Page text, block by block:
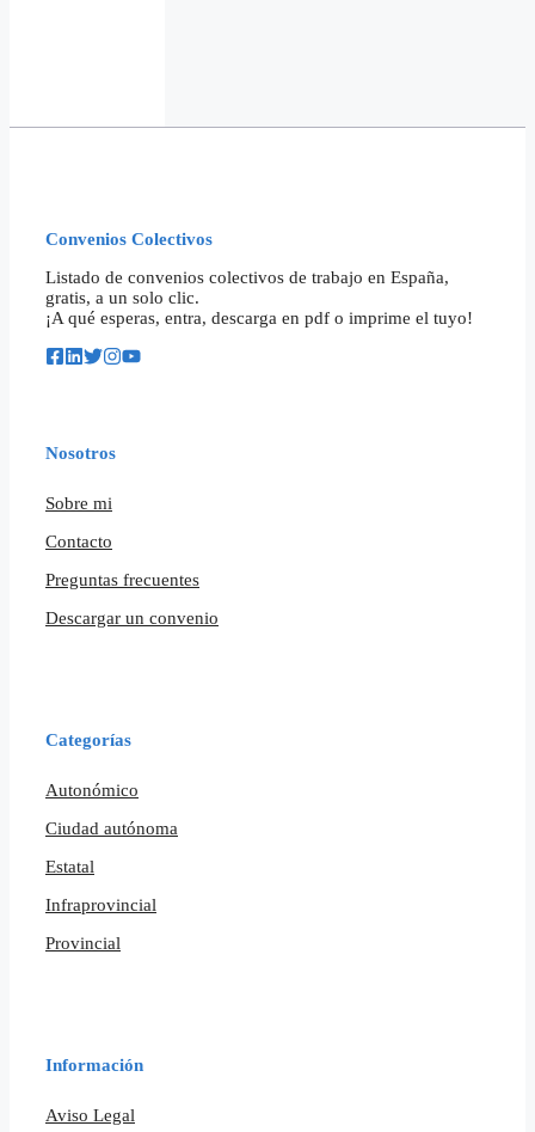
Convenios Colectivos
Listado de convenios colectivos de trabajo en España,
gratis, a un solo clic.
¡A qué esperas, entra, descarga en pdf o imprime el tuyo!
Nosotros
Sobre mi
Contacto
Preguntas frecuentes
Descargar un convenio
Categorías
Autonómico
Ciudad autónoma
Estatal
Infraprovincial
Provincial
Información
Aviso Legal